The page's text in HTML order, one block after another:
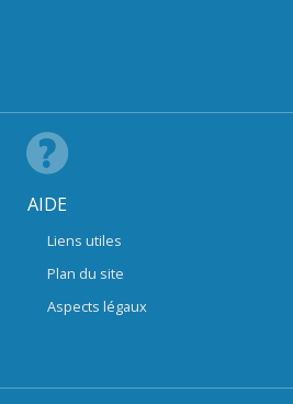
AIDE
Liens utiles
Plan du site
Aspects légaux